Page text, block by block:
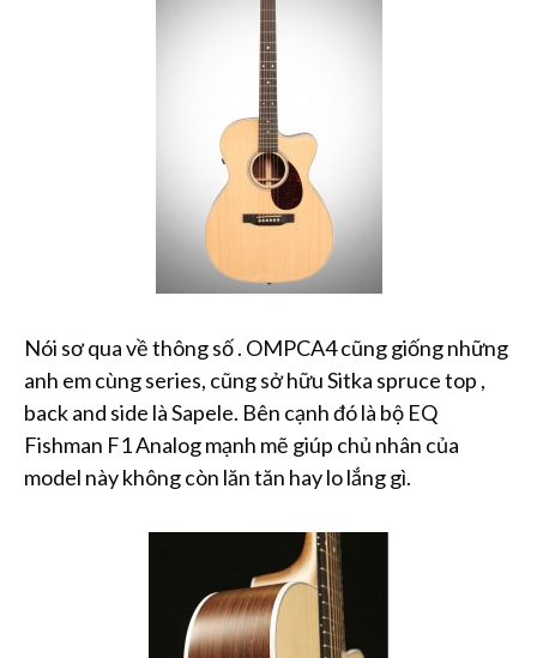
Nói sơ qua về thông số . OMPCA4 cũng giống những
anh em cùng series, cũng sở hữu Sitka spruce top ,
back and side là Sapele. Bên cạnh đó là bộ EQ
Fishman F1 Analog mạnh mẽ giúp chủ nhân của
model này không còn lăn tăn hay lo lắng gì.